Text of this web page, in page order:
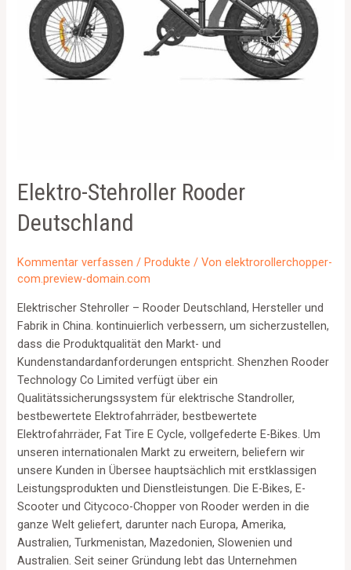
Elektro-Stehroller Rooder
Deutschland
Kommentar verfassen / Produkte / Vonelektrorollerchopper-
com.preview-domain.com
Elektrischer Stehroller – Rooder Deutschland, Hersteller und
Fabrik in China. kontinuierlich verbessern, um sicherzustellen,
dass die Produktqualität den Markt- und
Kundenstandardanforderungen entspricht. Shenzhen Rooder
Technology Co Limited verfügt über ein
Qualitätssicherungssystem für elektrische Standroller,
bestbewertete Elektrofahrräder, bestbewertete
Elektrofahrräder, Fat Tire E Cycle, vollgefederte E-Bikes. Um
unseren internationalen Markt zu erweitern, beliefern wir
unsere Kunden in Übersee hauptsächlich mit erstklassigen
Leistungsprodukten und Dienstleistungen. Die E-Bikes, E-
Scooter und Citycoco-Chopper von Rooder werden in die
ganze Welt geliefert, darunter nach Europa, Amerika,
Australien, Turkmenistan, Mazedonien, Slowenien und
Australien. Seit seiner Gründung lebt das Unternehmen